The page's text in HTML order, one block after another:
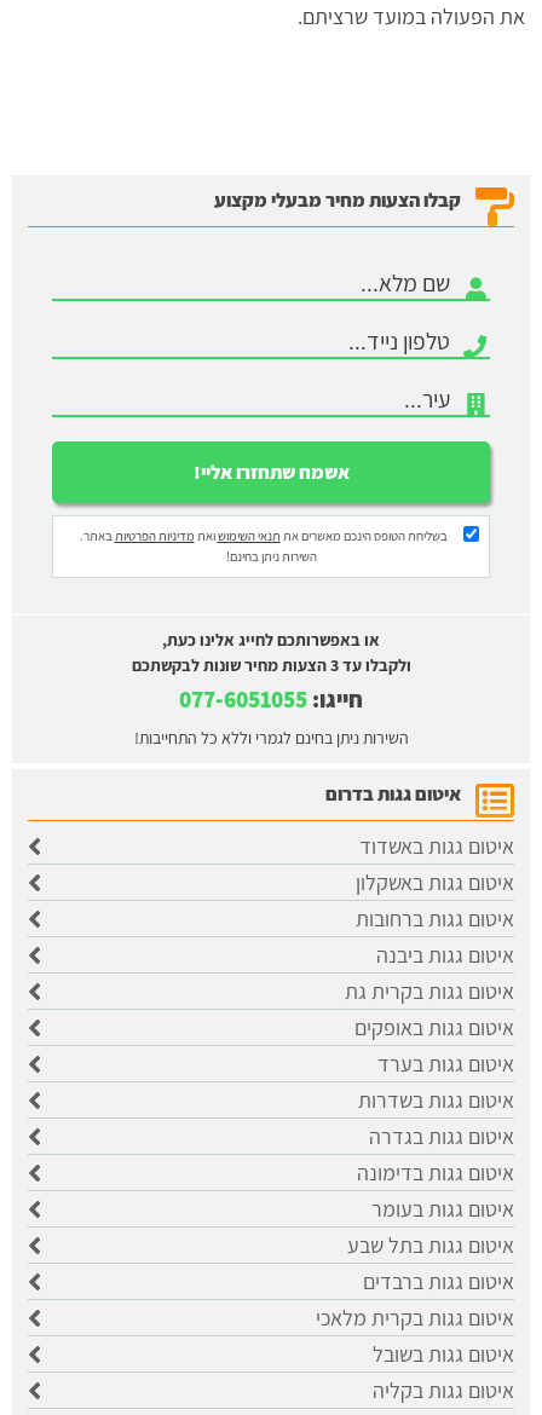
את הפעולה במועד שרציתם.
קבלו הצעות מחיר מבעלי מקצוע
בשליחת הטופס הינכם מאשרים את תנאי השימושואת מדיניות הפרטיותבאתר.
השירות ניתן בחינם!
או באפשרותכם לחייג אלינו כעת,
ולקבלו עד 3 הצעות מחיר שונות לבקשתכם
חייגו:
השירות ניתן בחינם לגמרי וללא כל התחייבות!
איטום גגות בדרום
איטום גגות באשדוד
איטום גגות באשקלון
איטום גגות ברחובות
איטום גגות ביבנה
איטום גגות בקרית גת
איטום גגות באופקים
איטום גגות בערד
איטום גגות בשדרות
איטום גגות בגדרה
איטום גגות בדימונה
איטום גגות בעומר
איטום גגות בתל שבע
איטום גגות ברבדים
איטום גגות בקרית מלאכי
איטום גגות בשובל
איטום גגות בקליה